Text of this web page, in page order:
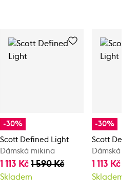
-30%
Scott Defined Light
Dámská mikina
1 113 Kč1 590 Kč
Skladem
-30%
Scott
Dámská
1 113 Kč
Skladem